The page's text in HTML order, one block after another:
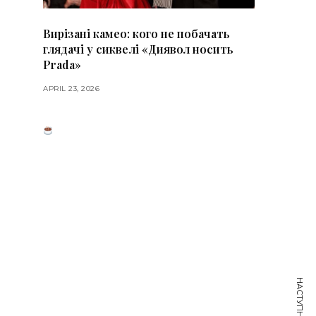
Вирізані камео: кого не побачать
глядачі у сиквелі «Диявол носить
Prada»
APRIL 23, 2026